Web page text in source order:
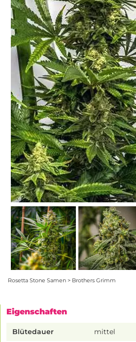
Rosetta Stone Samen > Brothers Grimm
Eigenschaften
Blütedauer mittel